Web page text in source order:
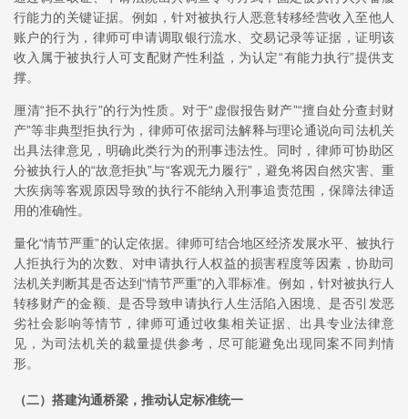
行能力的关键证据。例如，针对被执行人恶意转移经营收入至他人
账户的行为，律师可申请调取银行流水、交易记录等证据，证明该
收入属于被执行人可支配财产性利益，为认定“有能力执行”提供支
撑。
厘清“拒不执行”的行为性质。对于“虚假报告财产”“擅自处分查封财
产”等非典型拒执行为，律师可依据司法解释与理论通说向司法机关
出具法律意见，明确此类行为的刑事违法性。同时，律师可协助区
分被执行人的“故意拒执”与“客观无力履行”，避免将因自然灾害、重
大疾病等客观原因导致的执行不能纳入刑事追责范围，保障法律适
用的准确性。
量化“情节严重”的认定依据。律师可结合地区经济发展水平、被执行
人拒执行为的次数、对申请执行人权益的损害程度等因素，协助司
法机关判断其是否达到“情节严重”的入罪标准。例如，针对被执行人
转移财产的金额、是否导致申请执行人生活陷入困境、是否引发恶
劣社会影响等情节，律师可通过收集相关证据、出具专业法律意
见，为司法机关的裁量提供参考，尽可能避免出现同案不同判情
形。
（二）搭建沟通桥梁，推动认定标准统一